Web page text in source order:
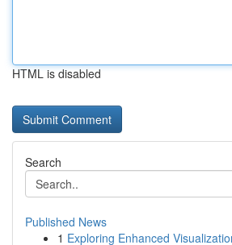
HTML is disabled
Search
Published News
1 Exploring Enhanced